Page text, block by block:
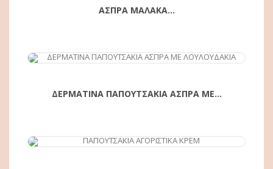
ΑΣΠΡΑ ΜΑΛΑΚΑ...
ΑΓΟΡΆ
ΔΕΡΜΑΤΙΝΑ ΠΑΠΟΥΤΣΑΚΙΑ ΑΣΠΡΑ ΜΕ...
ΑΓΟΡΆ